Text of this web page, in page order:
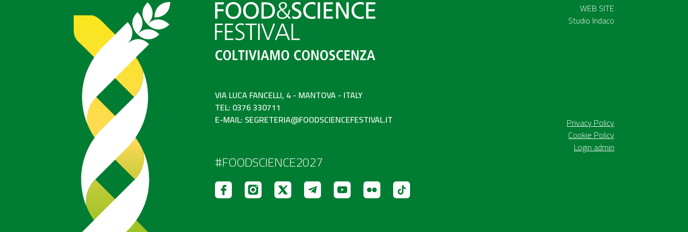
VIA LUCA FANCELLI, 4 - MANTOVA - ITALY
TEL: 0376 330711
E-MAIL: SEGRETERIA@FOODSCIENCEFESTIVAL.IT
#FOODSCIENCE2027
WEB SITE
Studio Indaco
Privacy Policy
Cookie Policy
Login admin